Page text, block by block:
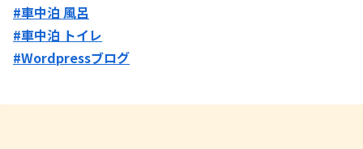
#車中泊 風呂
#車中泊 トイレ
#Wordpressブログ